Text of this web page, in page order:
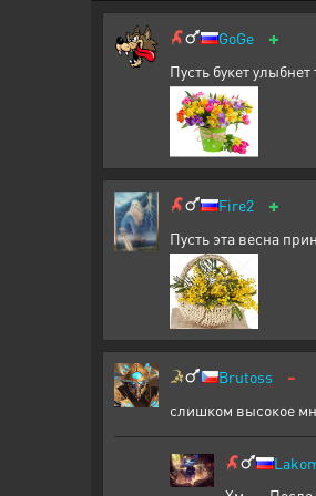
GoGe +
Пусть букет улыбнет
Fire2 +
Пусть эта весна
Brutoss -
слишком высокое